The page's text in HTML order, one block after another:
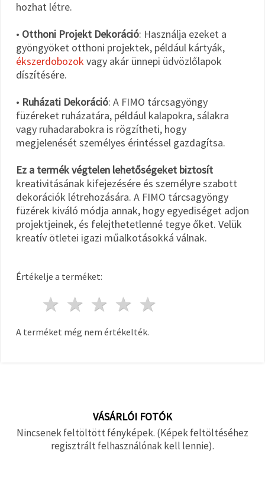
hozhat létre.
• Otthoni Projekt Dekoráció: Használja ezeket a
gyöngyöket otthoni projektek, például kártyák,
ékszerdobozok vagy akár ünnepi üdvözlőlapok
díszítésére.
• Ruházati Dekoráció: A FIMO tárcsagyöngy
füzéreket ruházatára, például kalapokra, sálakra
vagy ruhadarabokra is rögzítheti, hogy
megjelenését személyes érintéssel gazdagítsa.
Ez a termék végtelen lehetőségeket biztosít
kreativitásának kifejezésére és személyre szabott
dekorációk létrehozására. A FIMO tárcsagyöngy
füzérek kiváló módja annak, hogy egyediséget adjon
projektjeinek, és felejthetetlenné tegye őket. Velük
kreatív ötletei igazi műalkotásokká válnak.
Értékelje a terméket:
4 csillagok
3 csillagok
2 csillagok
1 csillag
A terméket még nem értékelték.
VÁSÁRLÓI FOTÓK
Nincsenek feltöltött fényképek. (Képek feltöltéséhez
regisztrált felhasználónak kell lennie).